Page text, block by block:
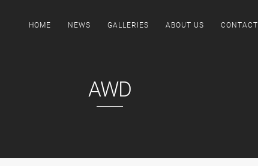
HOME NEWS GALLERIES ABOUT US CONTACT
AWD